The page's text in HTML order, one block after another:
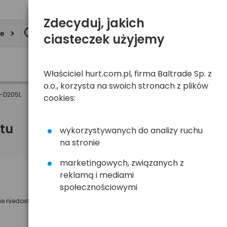
D205L
niedostępny
Powiadom mnie o dostępności
Zdecyduj, jakich
ciasteczek użyjemy
Właściciel hurt.com.pl, firma Baltrade Sp. z
o.o., korzysta na swoich stronach z plików
cookies:
wykorzystywanych do analizy ruchu
na stronie
marketingowych, związanych z
reklamą i mediami
społecznościowymi